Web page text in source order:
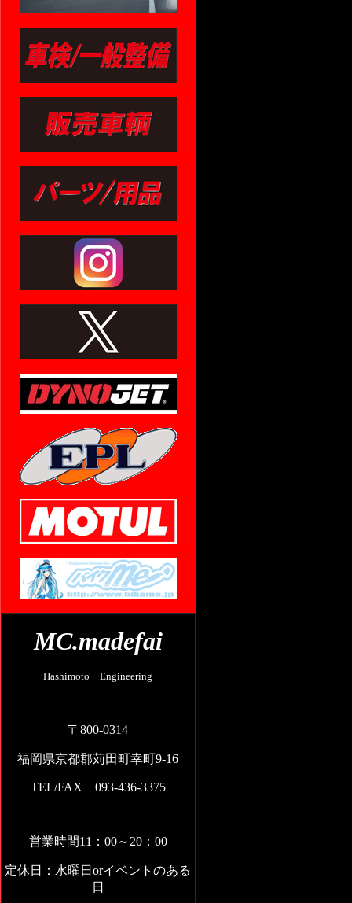
MC.madefai
Hashimoto Engineering
〒800-0314
福岡県京都郡苅田町幸町9-16
TEL/FAX 093-436-3375
営業時間11：00～20：00
定休日：水曜日orイベントのある
日